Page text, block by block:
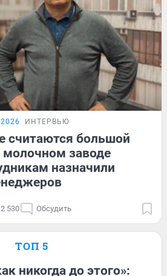
ИНТЕРВЬЮ
считаются большой
молочном заводе
назначили
2 530 Обсудить
ТОП 5
никогда до этого»: